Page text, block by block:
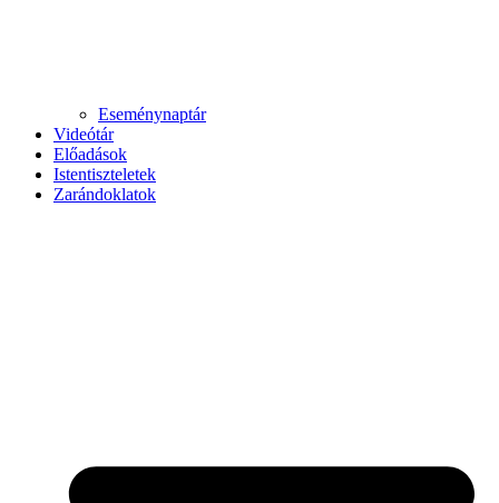
Eseménynaptár
Videótár
Előadások
Istentiszteletek
Zarándoklatok